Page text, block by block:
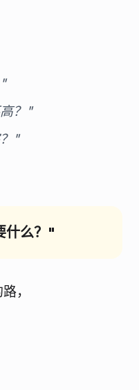
？"
"
什么？"
，